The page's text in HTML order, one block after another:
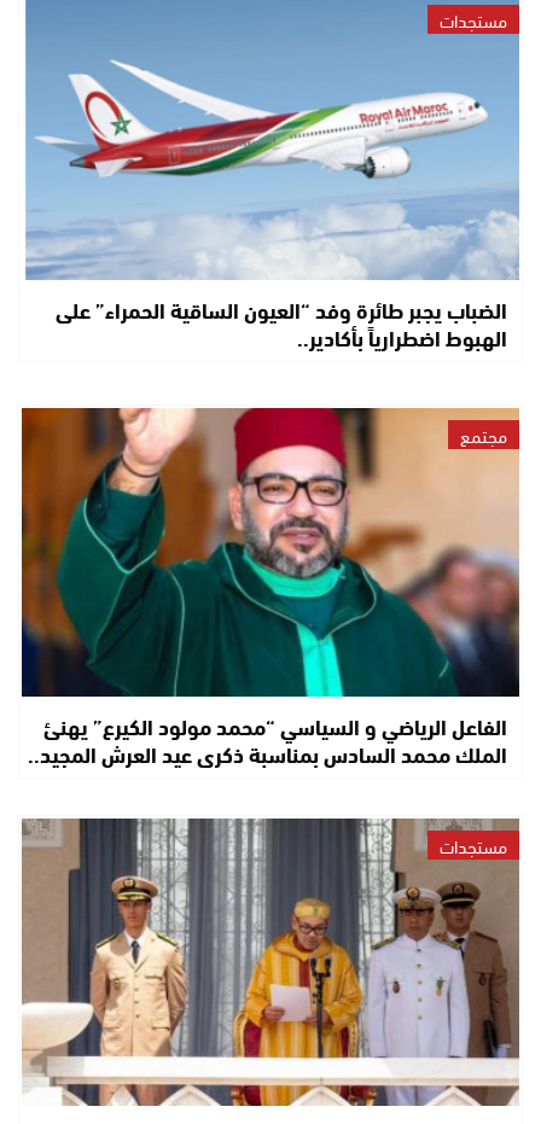
مستجدات
الضباب يجبر طائرة وفد “العيون الساقية الحمراء” على
الهبوط اضطرارياً بأكادير..
مجتمع
الفاعل الرياضي و السياسي “محمد مولود الكيرع” يهنئ
الملك محمد السادس بمناسبة ذكرى عيد العرش المجيد..
مستجدات